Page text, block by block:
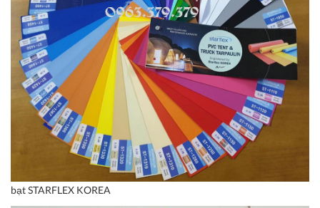
bạt STARFLEX KOREA